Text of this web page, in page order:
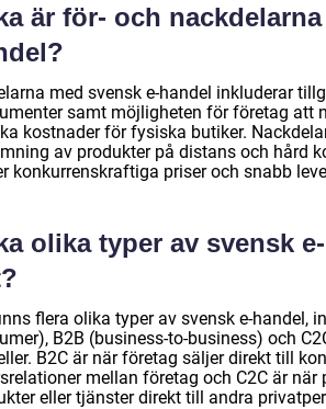
är för- och
med svensk e-handel inkluderar
samt möjligheten för företag att
kostnader för fysiska butiker.
av produkter på distans och hård
konkurrenskraftiga priser och snabb
olika typer av svensk
flera olika typer av svensk e-handel,
B2B (business-to-business) och
B2C är när företag säljer direkt till
mellan företag och C2C är när
eller tjänster direkt till andra